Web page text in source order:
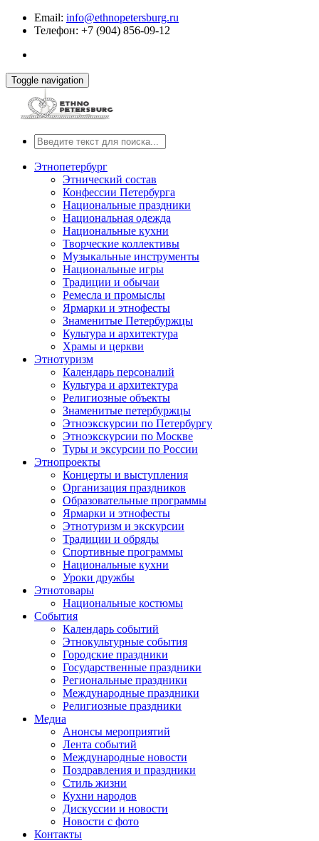
Email: info@ethnopetersburg.ru
Телефон: +7 (904) 856-09-12
Toggle navigation
Этнопетербург
Этнический состав
Конфессии Петербурга
Национальные праздники
Национальная одежда
Национальные кухни
Творческие коллективы
Музыкальные инструменты
Национальные игры
Традиции и обычаи
Ремесла и промыслы
Ярмарки и этнофесты
Знаменитые Петербуржцы
Культура и архитектура
Храмы и церкви
Этнотуризм
Календарь персоналий
Культура и архитектура
Религиозные объекты
Знаменитые петербуржцы
Этноэкскурсии по Петербургу
Этноэкскурсии по Москве
Туры и эксурсии по России
Этнопроекты
Концерты и выступления
Организация праздников
Образовательные программы
Ярмарки и этнофесты
Этнотуризм и экскурсии
Традиции и обряды
Спортивные программы
Национальные кухни
Уроки дружбы
Этнотовары
Национальные костюмы
События
Календарь событий
Этнокультурные события
Городские праздники
Государственные праздники
Региональные праздники
Международные праздники
Религиозные праздники
Медиа
Анонсы мероприятий
Лента событий
Международные новости
Поздравления и праздники
Cтиль жизни
Кухни народов
Дискуссии и новости
Новости с фото
Контакты